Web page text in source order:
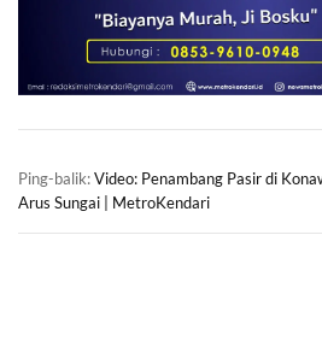
Ping-balik:Video: Penambang Pasir di
Arus Sungai | MetroKendari